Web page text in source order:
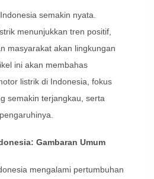
semakin nyata.
menunjukkan tren positif,
masyarakat akan lingkungan
ini akan membahas
listrik di Indonesia, fokus
semakin terjangkau, serta
Gambaran Umum
mengalami pertumbuhan